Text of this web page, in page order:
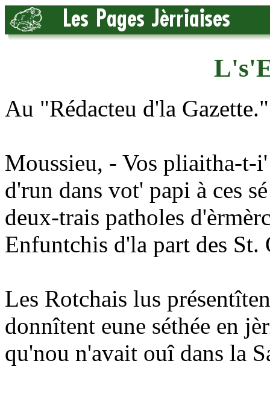
Au "Rédacteu d'la Gazette."
Moussieu, - Vos pliaitha-t-
d'run dans vot' papi à ces
deux-trais patholes
Enfuntchis d'la part des St.
Les Rotchais lus
donnîtent eune séthée en
qu'nou n'avait ouî dans la